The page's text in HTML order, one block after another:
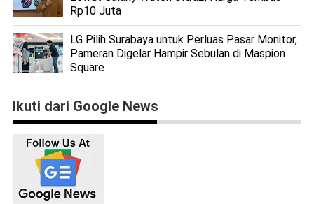
Rp10 Juta
LG Pilih Surabaya untuk Perluas Pasar Monitor,
Pameran Digelar Hampir Sebulan di Maspion
Square
Ikuti dari Google News